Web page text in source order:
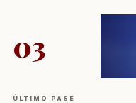
03
ÚLTIMO PASE